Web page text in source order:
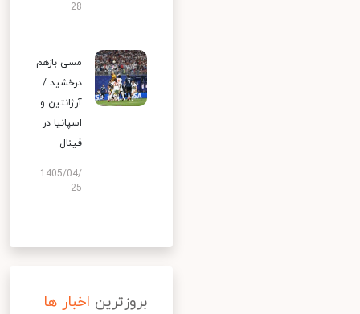
28
مسی بازهم
درخشید /
آرژانتین و
اسپانیا در
فینال
1405/04/
25
بروزترین اخبار ها